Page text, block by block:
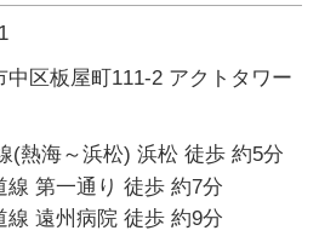
中区板屋町111-2 アクトタワー
(熱海～浜松) 浜松 徒歩 約5分
線 第一通り 徒歩 約7分
線 遠州病院 徒歩 約9分